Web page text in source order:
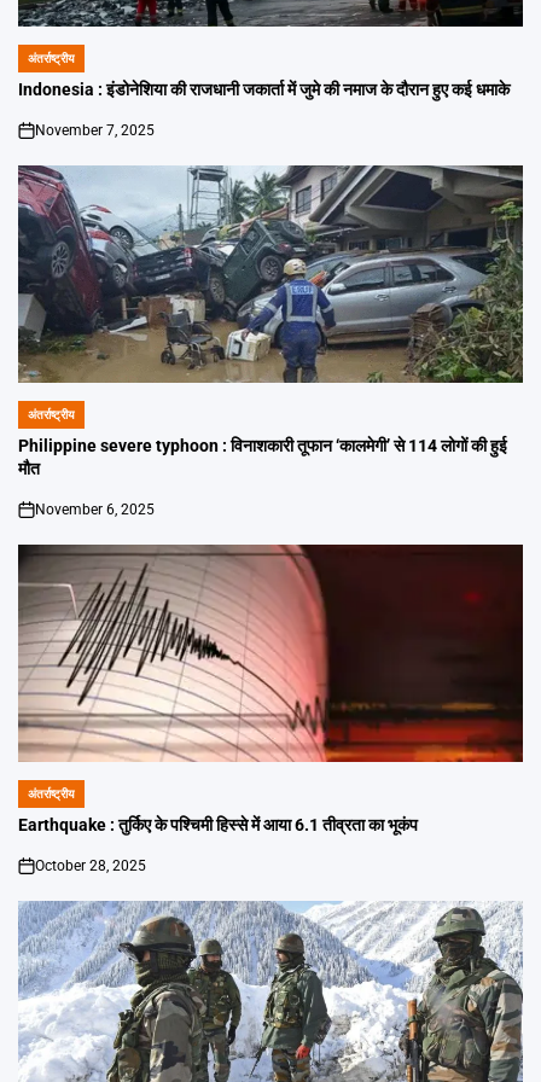
POSTED
IN
अंतर्राष्ट्रीय
Indonesia : इंडोनेशिया की राजधानी जकार्ता में जुमे की नमाज के दौरान हुए कई धमाके
on
November 7, 2025
POSTED
IN
अंतर्राष्ट्रीय
Philippine severe typhoon : विनाशकारी तूफान ‘कालमेगी’ से 114 लोगों की हुई
मौत
on
November 6, 2025
POSTED
IN
अंतर्राष्ट्रीय
Earthquake : तुर्किए के पश्चिमी हिस्से में आया 6.1 तीव्रता का भूकंप
on
October 28, 2025